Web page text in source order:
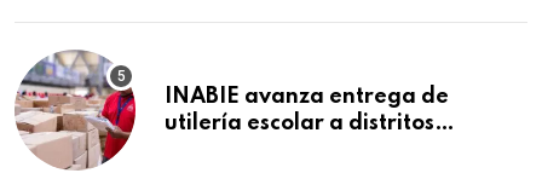
INABIE avanza entrega de
utilería escolar a distritos